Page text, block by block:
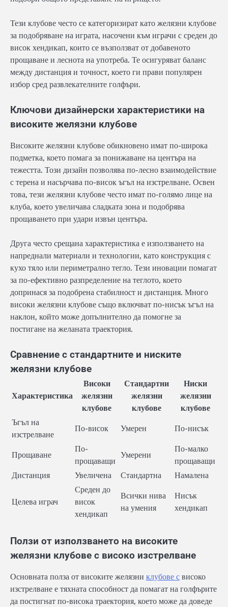
Тези клубове често се категоризират като желязни клубове
за подобряване на играта, насочени към играчи с среден до
висок хендикап, които се възползват от добавеното
прощаване и леснота на употреба. Те осигуряват баланс
между дистанция и точност, което ги прави популярен
избор сред развлекателните голфъри.
Ключови дизайнерски характеристики на
високите желязни клубове
Високите желязни клубове обикновено имат по-широка
подметка, което помага за понижаване на центъра на
тежестта. Този дизайн позволява по-лесно взаимодействие
с терена и насърчава по-висок ъгъл на изстрелване. Освен
това, тези желязни клубове често имат по-голямо лице на
клуба, което увеличава сладката зона и подобрява
прощаването при удари извън центъра.
Друга често срещана характеристика е използването на
напреднали материали и технологии, като конструкция с
кухо тяло или периметрално тегло. Тези иновации помагат
за по-ефективно разпределение на теглото, което
допринася за подобрена стабилност и дистанция. Много
високи желязни клубове също включват по-нисък ъгъл на
наклон, който може допълнително да помогне за
постигане на желаната траектория.
Сравнение с стандартните и ниските
желязни клубове
Характеристика
Високи
желязни
клубове
Стандартни
желязни
клубове
Ниски
желязни
клубове
Ъгъл на
изстрелване
По-висок Умерен По-нисък
Прощаване
По-
прощаващи
Умерени
По-малко
прощаващи
Дистанция
Увеличена Стандартна Намалена
Целева играч
Среден до
висок
хендикап
Всички нива
на умения
Нисък
хендикап
Ползи от използването на високите
желязни клубове с високо изстрелване
Основната полза от високите желязни клубове с високо
изстрелване е тяхната способност да помагат на голфърите
да постигнат по-висока траектория, което може да доведе